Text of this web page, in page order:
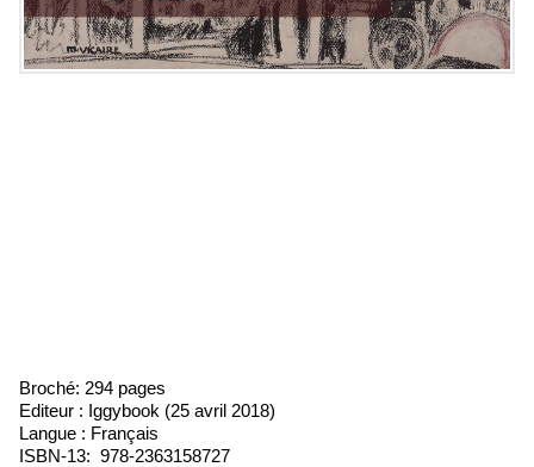
Broché: 294 pages
Editeur : Iggybook (25 avril 2018)
Langue : Français
ISBN-13: ‎ 978-2363158727